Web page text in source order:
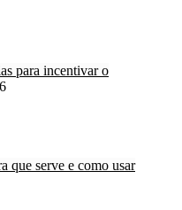
para incentivar o
que serve e como usar